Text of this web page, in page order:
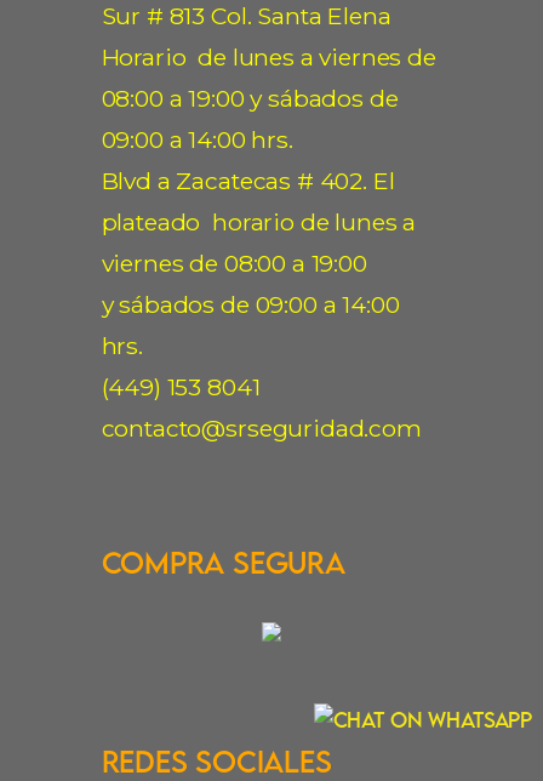
Sur # 813 Col. Santa Elena
Horario de lunes a viernes de
08:00 a 19:00 y sábados de
09:00 a 14:00 hrs.
Blvd a Zacatecas # 402. El
plateado horario de lunes a
viernes de 08:00 a 19:00
y sábados de 09:00 a 14:00
hrs.
(449) 153 8041
contacto@srseguridad.com
Compra Segura
Redes Sociales